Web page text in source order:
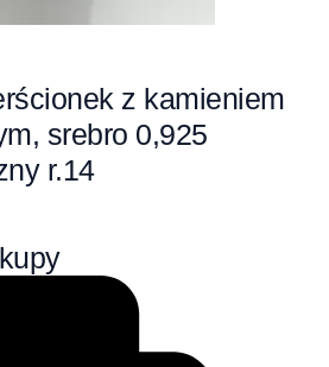
z kamieniem
srebro 0,925
r.14